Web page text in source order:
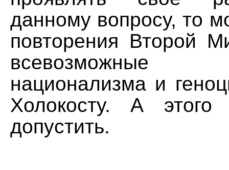
данному вопросу, то
повторения Второй
всевозможные
национализма и
Холокосту. А этого
допустить.